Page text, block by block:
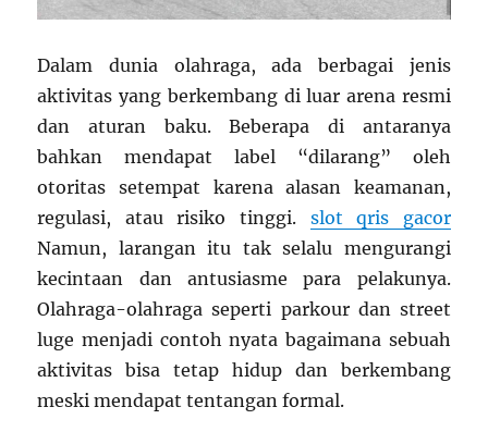
Dalam dunia olahraga, ada berbagai jenis
aktivitas yang berkembang di luar arena resmi
dan aturan baku. Beberapa di antaranya
bahkan mendapat label “dilarang” oleh
otoritas setempat karena alasan keamanan,
regulasi, atau risiko tinggi. slot qris gacor
Namun, larangan itu tak selalu mengurangi
kecintaan dan antusiasme para pelakunya.
Olahraga-olahraga seperti parkour dan street
luge menjadi contoh nyata bagaimana sebuah
aktivitas bisa tetap hidup dan berkembang
meski mendapat tentangan formal.